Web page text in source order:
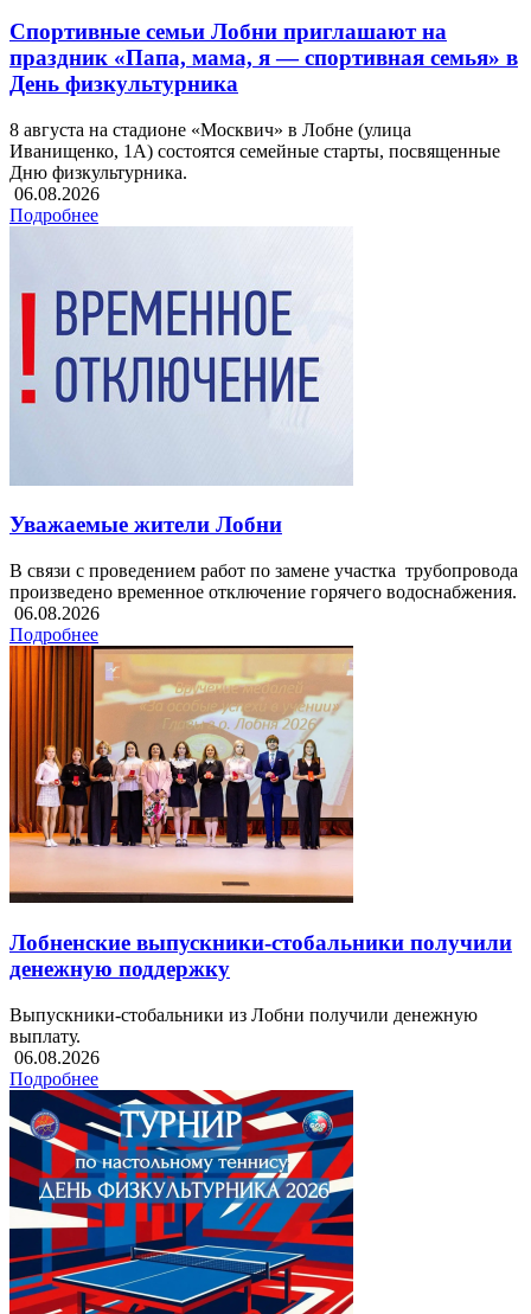
Спортивные семьи Лобни приглашают на
праздник «Папа, мама, я — спортивная семья» в
День физкультурника
8 августа на стадионе «Москвич» в Лобне (улица
Иванищенко, 1А) состоятся семейные старты, посвященные
Дню физкультурника.
06.08.2026
Подробнее
Уважаемые жители Лобни
В связи с проведением работ по замене участка трубопровода
произведено временное отключение горячего водоснабжения.
06.08.2026
Подробнее
Лобненские выпускники-стобальники получили
денежную поддержку
Выпускники-стобальники из Лобни получили денежную
выплату.
06.08.2026
Подробнее